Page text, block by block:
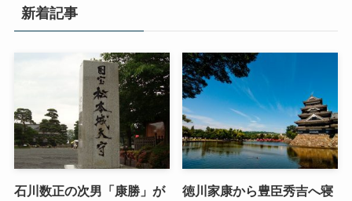
新着記事
石川数正の次男「康勝」が
徳川家康から豊臣秀吉へ寝